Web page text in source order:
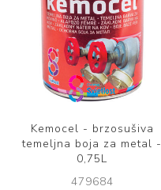
Kemocel - brzosušiva
temeljna boja za metal -
0,75L
479684